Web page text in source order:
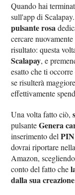
Quando hai
sull'app di
pulsante rosa
cercare
risultato: questa
Scalapay, e
esatto che ti
se risulterà
effettivamente
Una volta fatto ciò,
pulsanteGenera
inserimento delPIN
dovrai riportare
Amazon,
conto del fatto che
dalla sua creazione